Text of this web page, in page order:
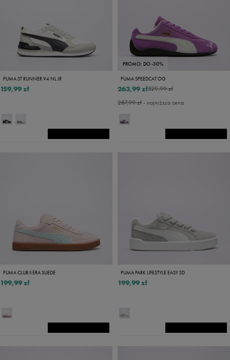
PUMA ST RUNNER V4 NL JR
159,99 zł
PROMO: DO -30%
PUMA SPEEDCAT OG
329,99 zł
263,99 zł
287,99 zł- najniższa cena
PUMA CLUB II ERA SUEDE
199,99 zł
PUMA PARK LIFESTYLE EASY SD
199,99 zł